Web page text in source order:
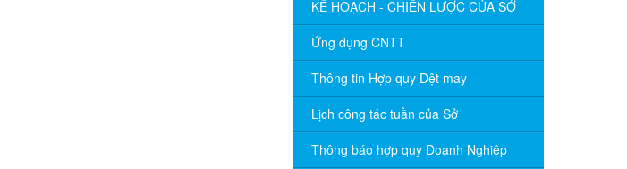
KẾ HOẠCH - CHIẾN LƯỢC CỦA SỞ
Ứng dụng CNTT
Thông tin Hợp quy Dệt may
Lịch công tác tuần của Sở
Thông báo hợp quy Doanh Nghiệp